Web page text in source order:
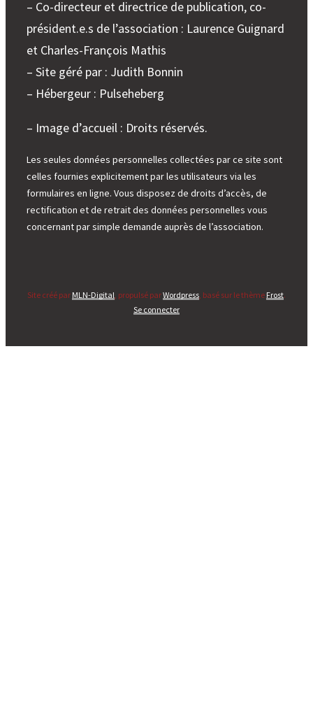
– Co-directeur et directrice de publication, co-
président.e.s de l’association : Laurence Guignard
et Charles-François Mathis
– Site géré par : Judith Bonnin
– Hébergeur : Pulseheberg
– Image d’accueil : Droits réservés.
Les seules données personnelles collectées par ce site sont
celles fournies explicitement par les utilisateurs via les
formulaires en ligne. Vous disposez de droits d’accès, de
rectification et de retrait des données personnelles vous
concernant par simple demande auprès de l’association.
Site créé par MLN-Digital , propulsé parWordpress , basé sur le thème Frost.
Se connecter